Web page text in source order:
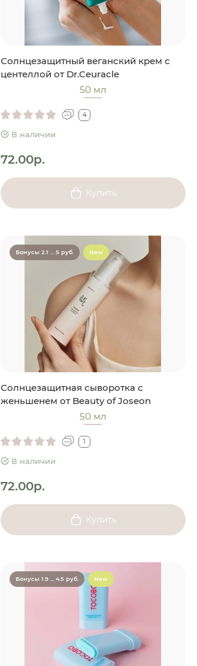
Солнцезащитный веганский крем с
центеллой от Dr.Ceuracle
50 мл
4
В наличии
72.00р.
Купить
Бонусы 2.1 ... 5 руб. New
Солнцезащитная сыворотка с
женьшенем от Beauty of Joseon
50 мл
1
В наличии
72.00р.
Купить
Бонусы 1.9 ... 4.5 руб. New